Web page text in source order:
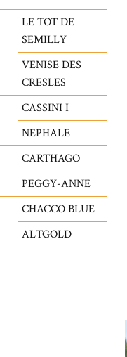
LE TOT DE
SEMILLY
VENISE DES
CRESLES
CASSINI I
NEPHALE
CARTHAGO
PEGGY-ANNE
CHACCO BLUE
ALTGOLD